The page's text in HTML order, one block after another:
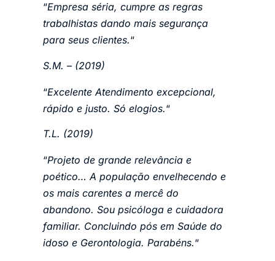
“Empresa séria, cumpre as regras
trabalhistas dando mais segurança
para seus clientes.“
S.M. – (2019)
“Excelente Atendimento excepcional,
rápido e justo. Só elogios.“
T.L. (2019)
“Projeto de grande relevância e
poético… A população envelhecendo e
os mais carentes a mercê do
abandono. Sou psicóloga e cuidadora
familiar. Concluindo pós em Saúde do
idoso e Gerontologia. Parabéns.“